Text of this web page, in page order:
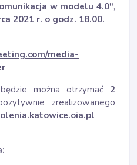
w modelu 4.0",
2021 r. o godz. 18.00.
media-
można otrzymać 2
zrealizowanego